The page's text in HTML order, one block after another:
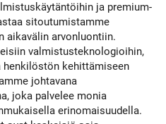
ja premium-
sitoutumistamme
aikavälin arvonluontiin.
valmistusteknologioihin,
henkilöstön kehittämiseen
johtavana
joka palvelee monia
erinomaisuudella.